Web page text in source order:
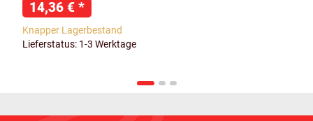
14,36 € *
Knapper Lagerbestand
Lieferstatus: 1-3 Werktage